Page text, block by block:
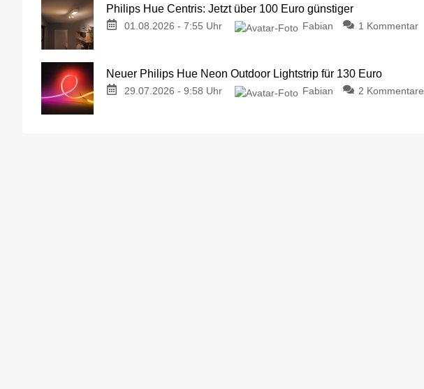
Philips Hue Centris: Jetzt über 100 Euro günstiger
01.08.2026 - 7:55 Uhr Fabian 1 Kommentar
Neuer Philips Hue Neon Outdoor Lightstrip für 130 Euro
29.07.2026 - 9:58 Uhr Fabian 2 Kommentare